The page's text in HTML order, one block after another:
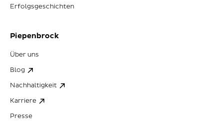
Erfolgsgeschichten
Piepenbrock
Über uns
Blog
Nachhaltigkeit
Karriere
Presse